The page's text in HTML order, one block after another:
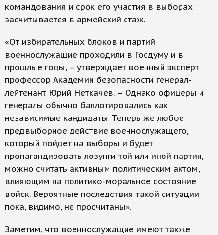
командования и срок его участия в выборах
засчитывается в армейский стаж.
«От избирательных блоков и партий
военнослужащие проходили в Госдуму и в
прошлые годы, – утверждает военный эксперт,
профессор Академии безопасности генерал-
лейтенант Юрий Неткачев. – Однако офицеры и
генералы обычно баллотировались как
независимые кандидаты. Теперь же любое
предвыборное действие военнослужащего,
который пойдет на выборы и будет
пропагандировать лозунги той или иной партии,
можно считать активным политическим актом,
влияющим на политико-моральное состояние
войск. Вероятные последствия такой ситуации
пока, видимо, не просчитаны».
Заметим, что военнослужащие имеют также